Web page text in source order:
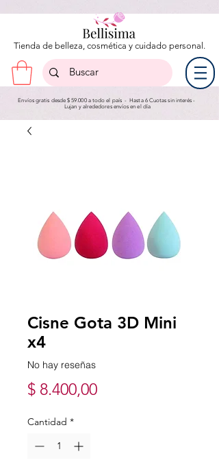
Tienda de belleza, cosmética y cuidado personal.
Envíos gratis desde $ 59.000 a todo el país - Hasta 6 Cuotas sin interés -
Lujan y alrededores envíos en el día
Cisne Gota 3D Mini
x4
No hay reseñas
$ 8.400,00Precio
Cantidad *